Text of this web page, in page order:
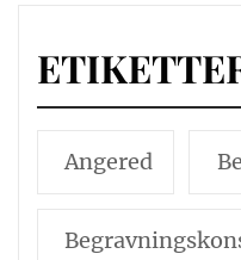
Angered